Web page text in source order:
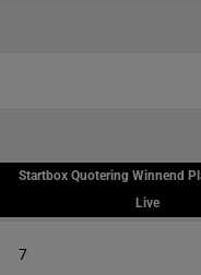
Startbox Quotering Winnend
Live
7